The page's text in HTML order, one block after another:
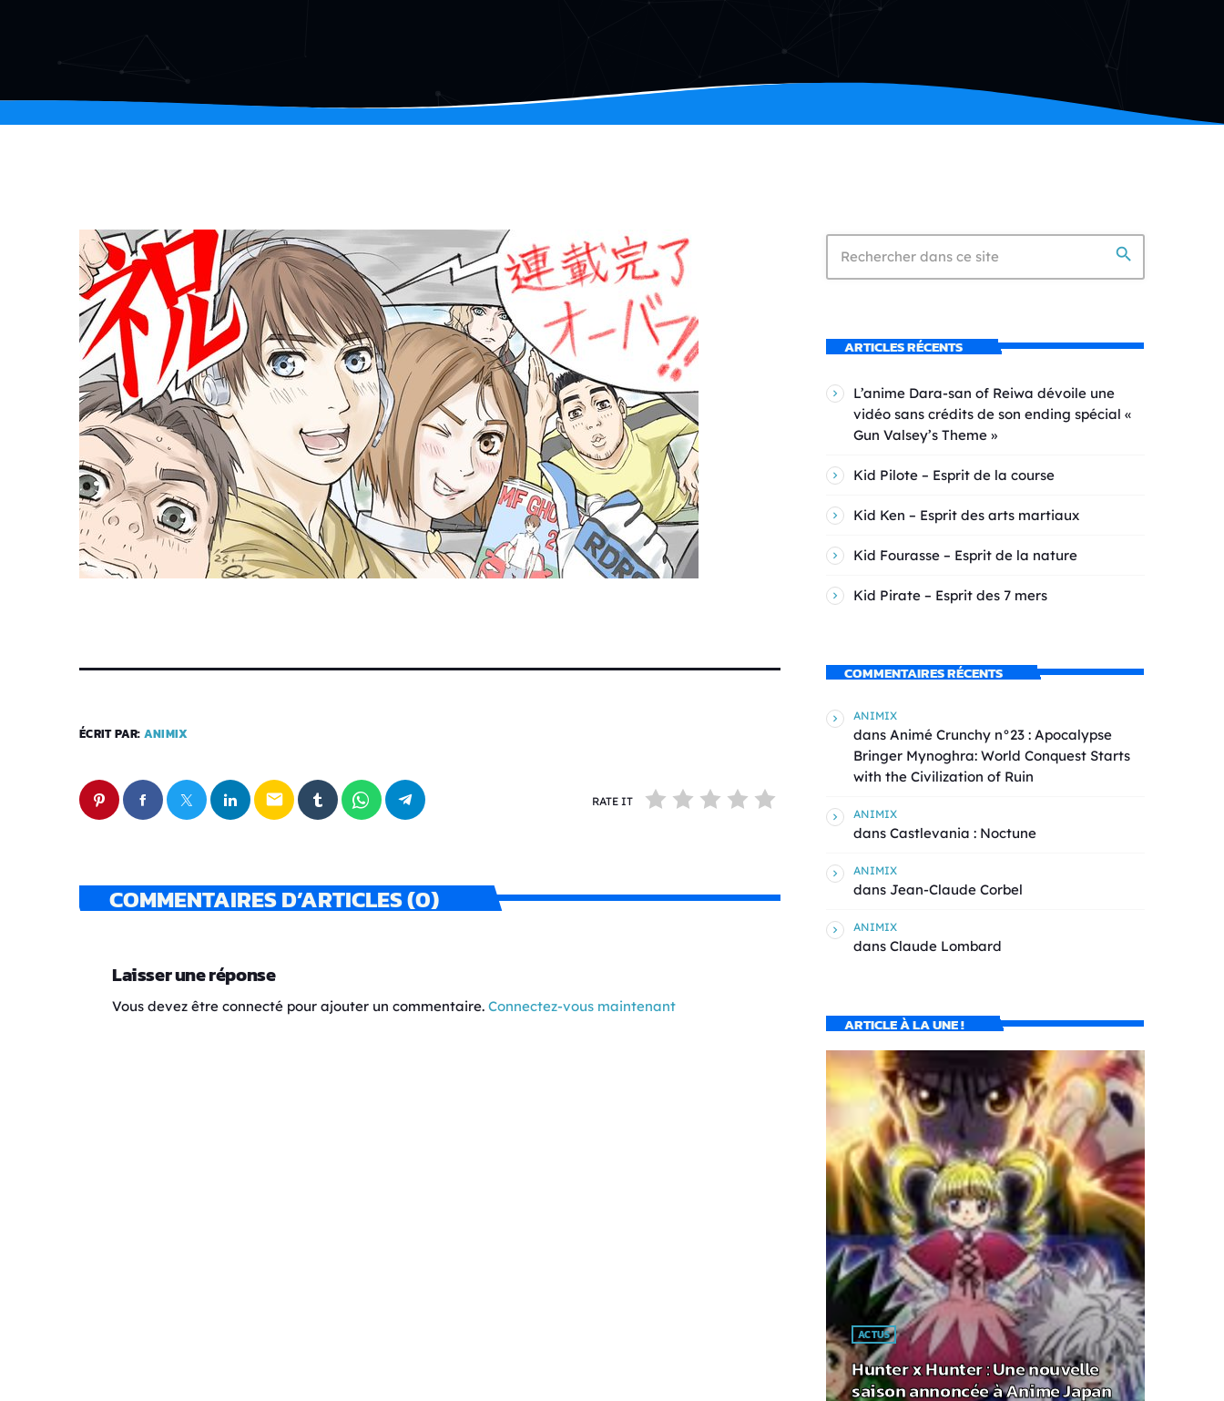
ÉCRIT PAR: ANIMIX
email RATE IT
COMMENTAIRES D’ARTICLES (0)
Laisser une réponse
Vous devez être connecté pour ajouter un commentaire. Connectez-vous maintenant
search
ARTICLES RÉCENTS
L’anime Dara-san of Reiwa dévoile une
vidéo sans crédits de son ending spécial «
Gun Valsey’s Theme »
Kid Pilote – Esprit de la course
Kid Ken – Esprit des arts martiaux
Kid Fourasse – Esprit de la nature
Kid Pirate – Esprit des 7 mers
COMMENTAIRES RÉCENTS
ANIMIX
dans Animé Crunchy n°23 : Apocalypse
Bringer Mynoghra: World Conquest Starts
with the Civilization of Ruin
ANIMIX
dans Castlevania : Noctune
ANIMIX
dans Jean-Claude Corbel
ANIMIX
dans Claude Lombard
ARTICLE À LA UNE !
ACTUS
Hunter x Hunter : Une nouvelle
saison annoncée à Anime Japan